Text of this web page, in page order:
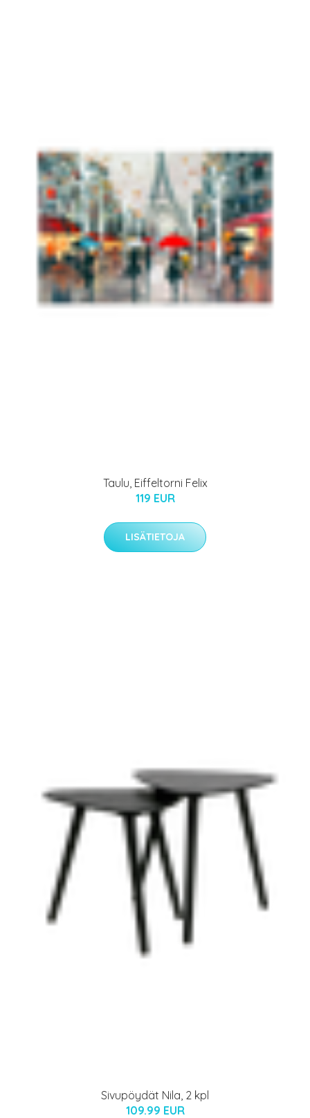
Taulu, Eiffeltorni Felix
119 EUR
LISÄTIETOJA
Sivupöydät Nila, 2 kpl
109.99 EUR